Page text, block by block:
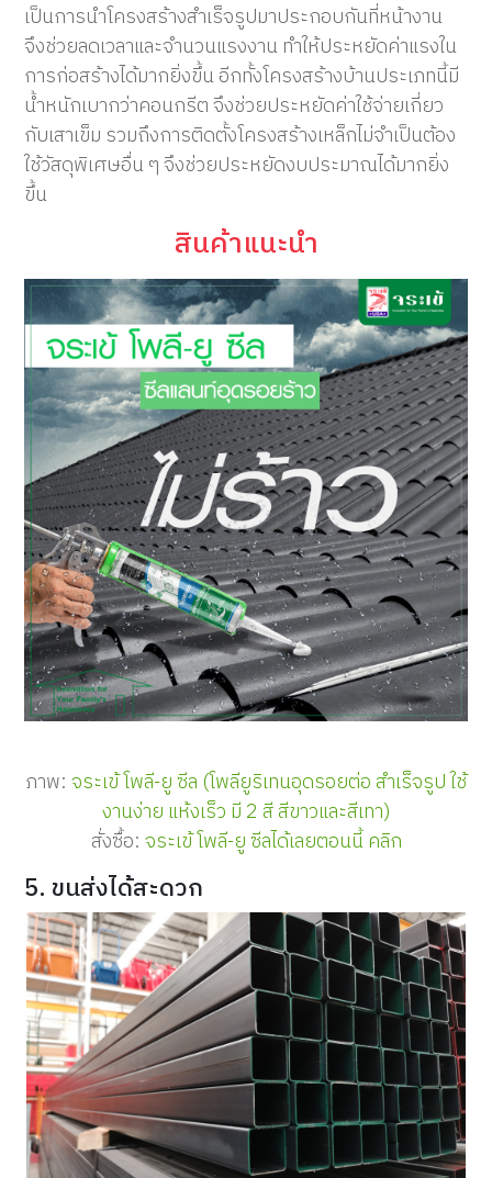
เป็นการนำโครงสร้างสำเร็จรูปมาประกอบกันที่หน้างาน
จึงช่วยลดเวลาและจำนวนแรงงาน ทำให้ประหยัดค่าแรงใน
การก่อสร้างได้มากยิ่งขึ้น อีกทั้งโครงสร้างบ้านประเภทนี้มี
น้ำหนักเบากว่าคอนกรีต จึงช่วยประหยัดค่าใช้จ่ายเกี่ยว
กับเสาเข็ม รวมถึงการติดตั้งโครงสร้างเหล็กไม่จำเป็นต้อง
ใช้วัสดุพิเศษอื่น ๆ จึงช่วยประหยัดงบประมาณได้มากยิ่ง
ขึ้น
สินค้าแนะนำ
ภาพ: จระเข้ โพลี-ยู ซีล (โพลียูริเทนอุดรอยต่อ สำเร็จรูป ใช้
งานง่าย แห้งเร็ว มี 2 สี สีขาวและสีเทา)
สั่งซื้อ: จระเข้ โพลี-ยู ซีลได้เลยตอนนี้ คลิก
5. ขนส่งได้สะดวก